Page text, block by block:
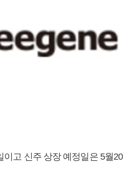
이고 신주 상장 예정일은 5월20